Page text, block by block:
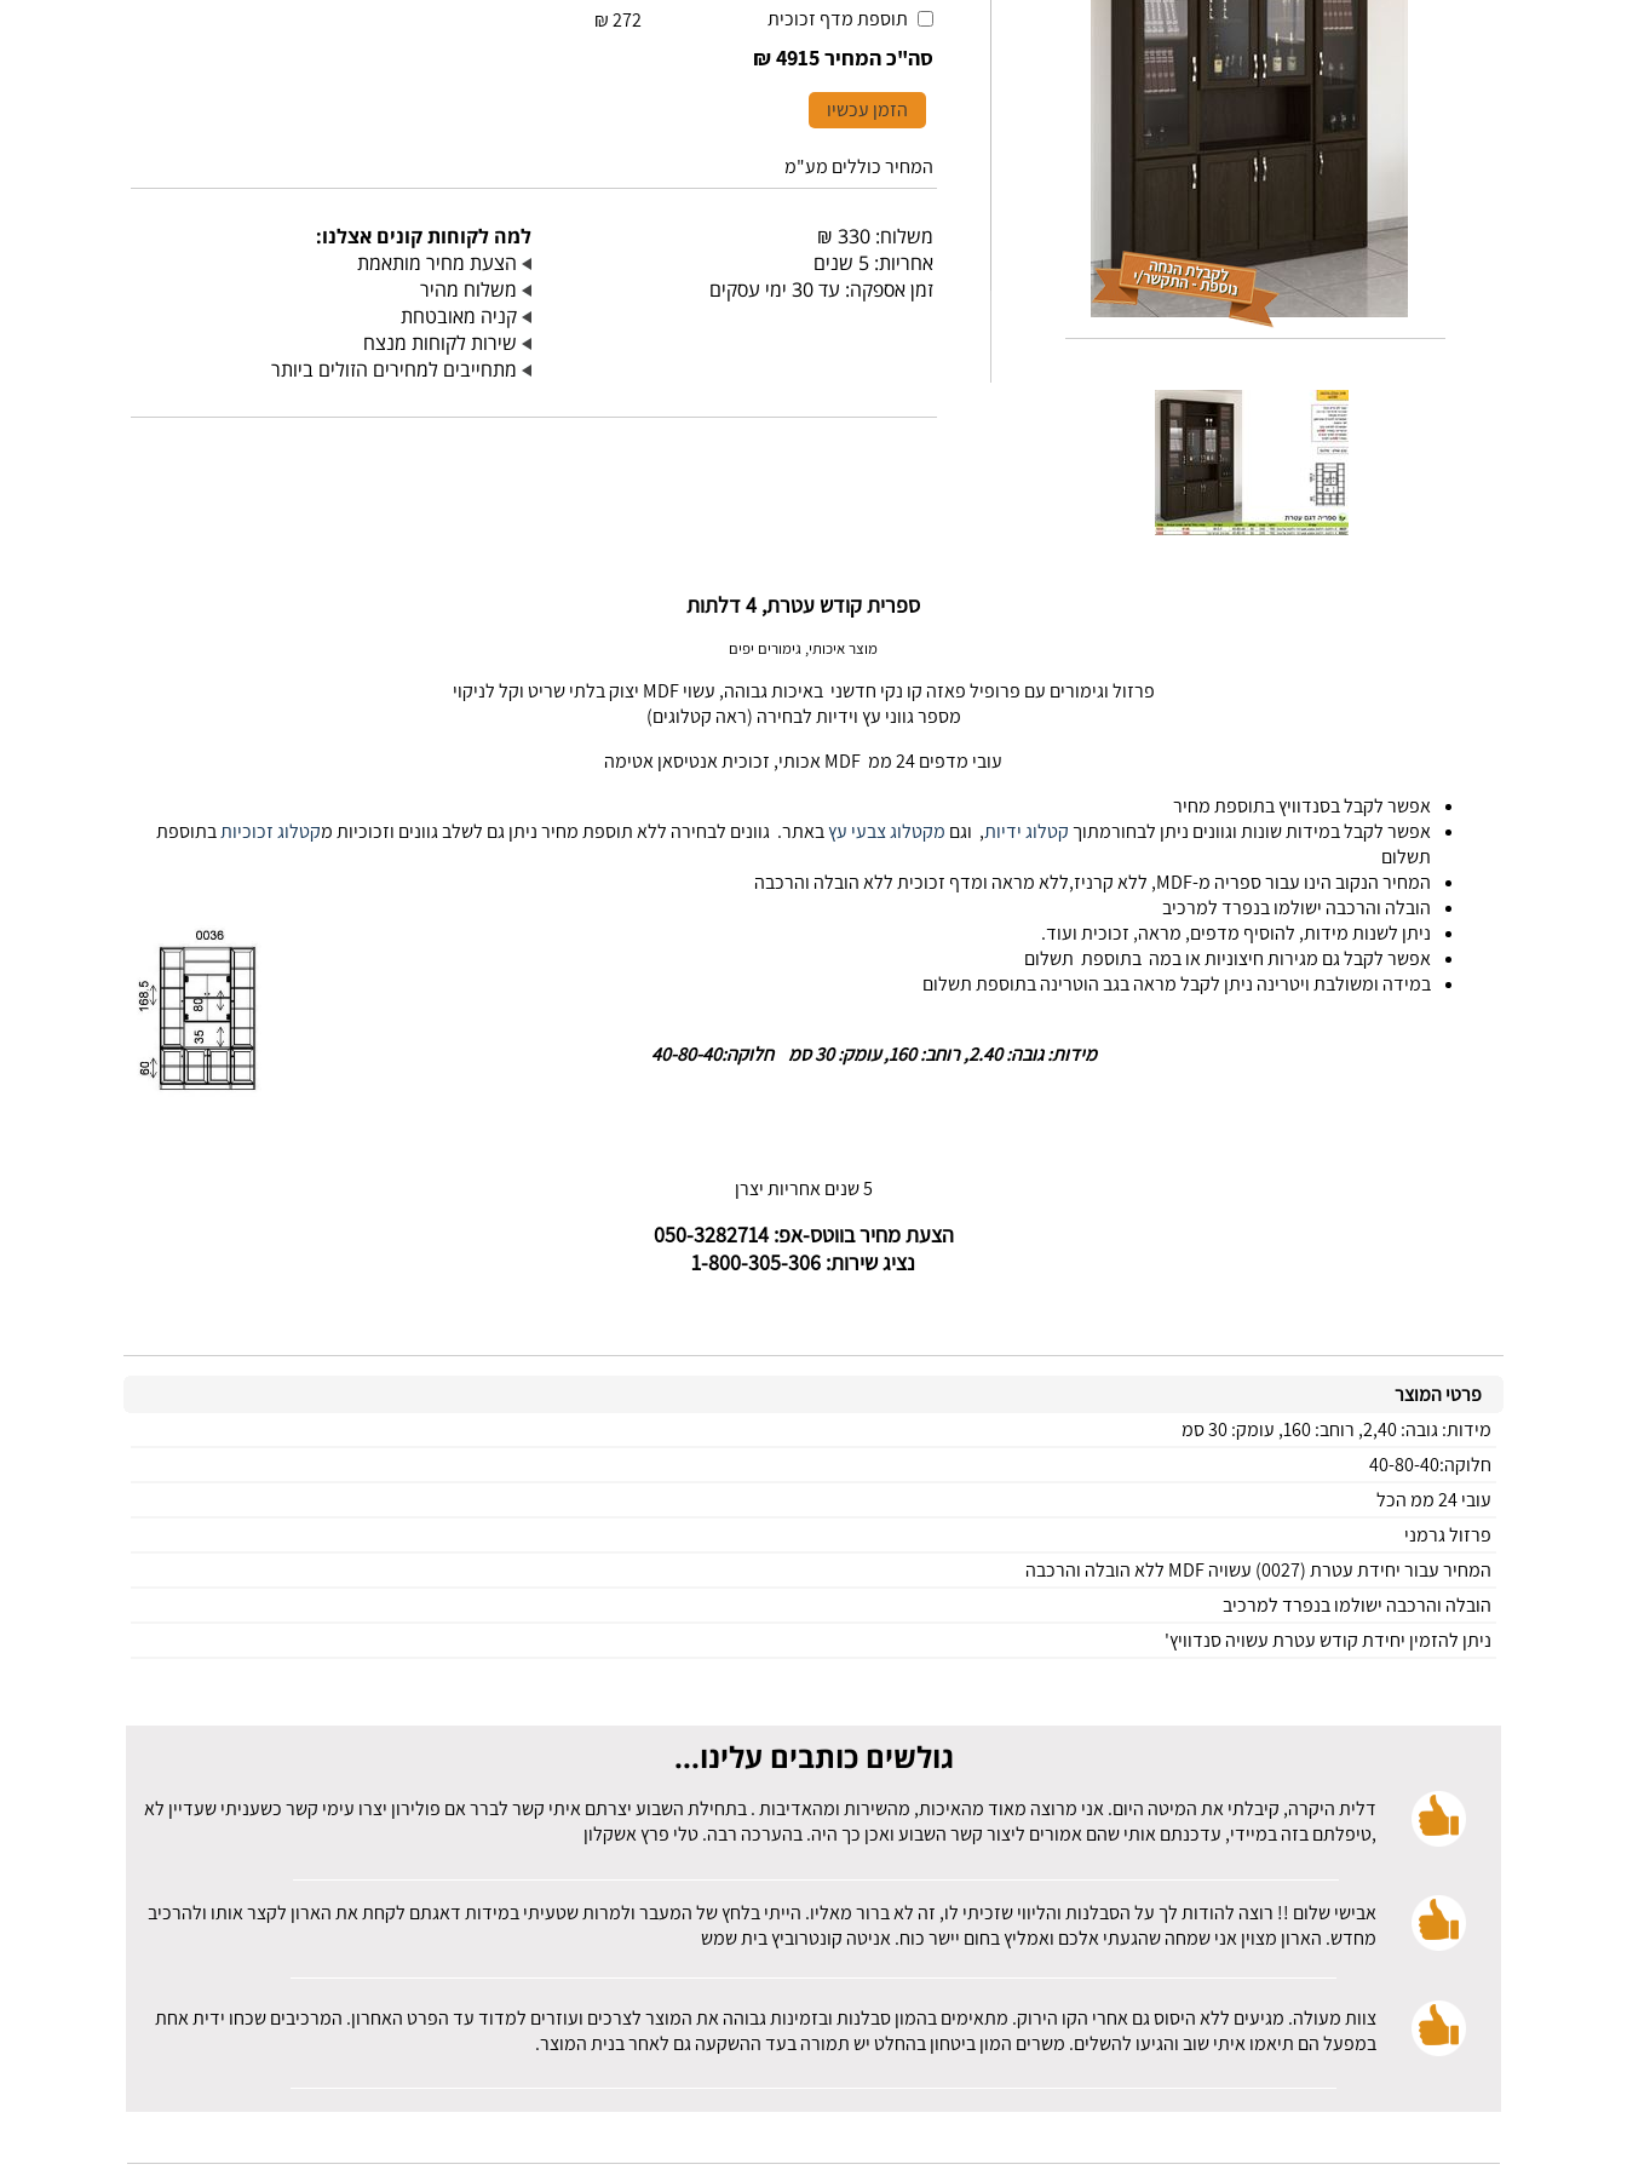
תוספת מדף זכוכית
272
₪
סה"כ המחיר4915 ₪
הזמן עכשיו
המחיר כוללים מע"מ
משלוח: 330 ₪
אחריות: 5 שנים
זמן אספקה: עד 30 ימי עסקים
למה לקוחות קונים אצלנו:
הצעת מחיר מותאמת
משלוח מהיר
קניה מאובטחת
שירות לקוחות מנצח
מתחייבים למחירים הזולים ביותר
ספרית קודש עטרת, 4 דלתות
מוצר איכותי, גימורים יפים
פרזול וגימורים עם פרופיל פאזה קו נקי חדשני באיכות גבוהה, עשוי MDF יצוק בלתי שריט וקל לניקוי
מספר גווני עץ וידיות לבחירה (ראה קטלוגים)
עובי מדפים 24 ממ MDF אכותי, זכוכית אנטיסאן אטימה
אפשר לקבל בסנדוויץ בתוספת מחיר
אפשר לקבל במידות שונות וגוונים ניתן לבחורמתוךקטלוג ידיות, וגם מקטלוג צבעי עץבאתר. גוונים לבחירה ללא תוספת מחיר ניתן גם לשלב גוונים וזכוכיות מקטלוג זכוכיותבתוספת
תשלום
המחיר הנקוב הינו עבור ספריה מ-MDF, ללא קרניז,ללא מראה ומדף זכוכית ללא הובלה והרכבה
הובלה והרכבה ישולמו בנפרד למרכיב
ניתן לשנות מידות, להוסיף מדפים, מראה, זכוכית ועוד.
אפשר לקבל גם מגירות חיצוניות או במה בתוספת תשלום
במידה ומשולבת ויטרינה ניתן לקבל מראה בגב הוטרינה בתוספת תשלום
מידות: גובה: 2.40, רוחב: 160, עומק: 30 סמ חלוקה:40-80-40
5 שנים אחריות יצרן
הצעת מחיר בווטס-אפ: 050-3282714
נציג שירות: 1-800-305-306
פרטי המוצר
מידות: גובה: 2,40, רוחב: 160, עומק: 30 סמ
חלוקה:40-80-40
עובי 24 ממ הכל
פרזול גרמני
המחיר עבור יחידת עטרת (0027) עשויה MDF ללא הובלה והרכבה
הובלה והרכבה ישולמו בנפרד למרכיב
ניתן להזמין יחידת קודש עטרת עשויה סנדוויץ'
גולשים כותבים עלינו...
דלית היקרה, קיבלתי את המיטה היום. אני מרוצה מאוד מהאיכות, מהשירות ומהאדיבות . בתחילת השבוע יצרתם איתי קשר לברר אם פולירון יצרו עימי קשר כשעניתי שעדיין לא
,טיפלתם בזה במיידי, עדכנתם אותי שהם אמורים ליצור קשר השבוע ואכן כך היה. בהערכה רבה. טלי פרץ אשקלון
אבישי שלום !! רוצה להודות לך על הסבלנות והליווי שזכיתי לו, זה לא ברור מאליו. הייתי בלחץ של המעבר ולמרות שטעיתי במידות דאגתם לקחת את הארון לקצר אותו ולהרכיב
מחדש. הארון מצוין אני שמחה שהגעתי אלכם ואמליץ בחום יישר כוח. אניטה קונטרוביץ בית שמש
צוות מעולה. מגיעים ללא היסוס גם אחרי הקו הירוק. מתאימים בהמון סבלנות ובזמינות גבוהה את המוצר לצרכים ועוזרים למדוד עד הפרט האחרון. המרכיבים שכחו ידית אחת
במפעל הם תיאמו איתי שוב והגיעו להשלים. משרים המון ביטחון בהחלט יש תמורה בעד ההשקעה גם לאחר בנית המוצר.